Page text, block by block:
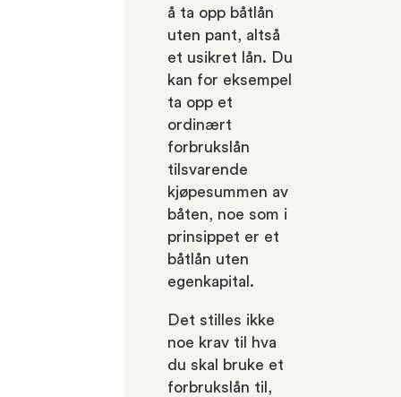
å ta opp båtlån
uten pant, altså
et usikret lån. Du
kan for eksempel
ta opp et
ordinært
forbrukslån
tilsvarende
kjøpesummen av
båten, noe som i
prinsippet er et
båtlån uten
egenkapital.
Det stilles ikke
noe krav til hva
du skal bruke et
forbrukslån til,